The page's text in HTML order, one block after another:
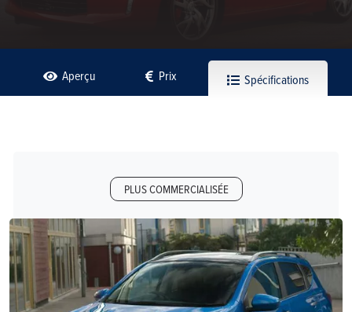
Aperçu Prix Spécifications
PLUS COMMERCIALISÉE